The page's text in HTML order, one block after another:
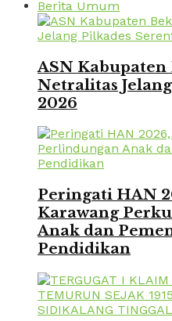
Berita Umum
ASN Kabupaten
Netralitas
2026
Peringati HAN
Karawang
Anak dan
Pendidikan